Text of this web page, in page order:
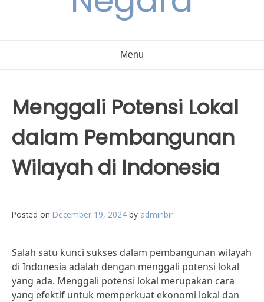
Menu
Menggali Potensi Lokal
dalam Pembangunan
Wilayah di Indonesia
Posted on December 19, 2024 by adminbir
Salah satu kunci sukses dalam pembangunan wilayah
di Indonesia adalah dengan menggali potensi lokal
yang ada. Menggali potensi lokal merupakan cara
yang efektif untuk memperkuat ekonomi lokal dan